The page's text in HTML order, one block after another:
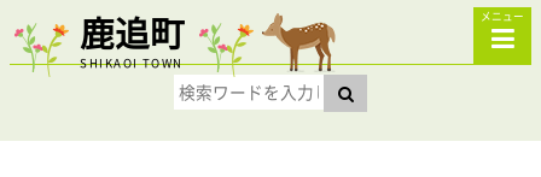
鹿追町
SHIKAOI TOWN
メニュー